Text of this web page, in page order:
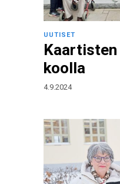
UUTISET
Kaartisten
koolla
4.9.2024